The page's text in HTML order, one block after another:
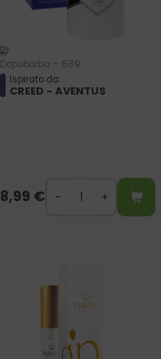
Dopobarba – 689
Ispirato da:
CREED - AVENTUS
8,99 €